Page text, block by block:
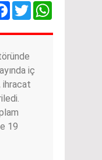
FacebookTwitter
iç
ihracat
19